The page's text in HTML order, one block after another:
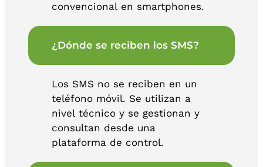
convencional en smartphones.
¿Dónde se reciben los SMS?
Los SMS no se reciben en un
teléfono móvil. Se utilizan a
nivel técnico y se gestionan y
consultan desde una
plataforma de control.